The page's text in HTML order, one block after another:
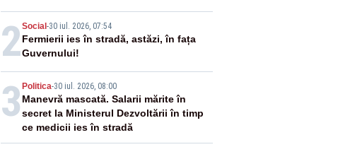
2Social -30 iul. 2026, 07:54
Fermierii ies în stradă, astăzi, în fața
Guvernului!
3 Politica-30 iul. 2026, 08:00
Manevră mascată. Salarii mărite în
secret la Ministerul Dezvoltării în timp
ce medicii ies în stradă